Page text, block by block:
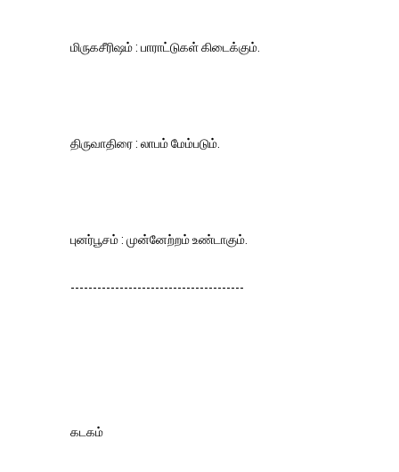
மிருகசீரிஷம் : பாராட்டுகள் கிடைக்கும்.
திருவாதிரை : லாபம் மேம்படும்.
புனர்பூசம் : முன்னேற்றம் உண்டாகும்.
---------------------------------------
கடகம்